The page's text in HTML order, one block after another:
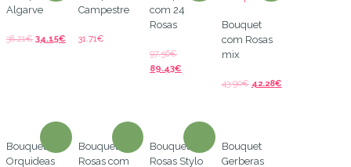
Algarve
38.21€ 34.15€
Campestre
31.71€
com 24
Rosas
97.56€
89.43€
Bouquet
com Rosas
mix
43.90€ 42.28€
Bouquet de
Orquideas
Bouquet de
Rosas com
Bouquet de
Rosas Stylo
Bouquet
Gerberas